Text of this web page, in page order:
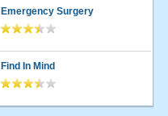
Emergency Surgery
Find In Mind